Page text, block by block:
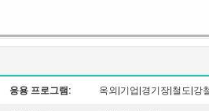
응용 프로그램: 옥외|기업|경기장|철도|강